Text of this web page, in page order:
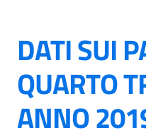
DATI SUI
QUARTO
ANNO